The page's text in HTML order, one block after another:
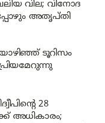
വില; വിനോദ
അതൃപ്തി
ടൂറിസം
28
അധികാരം;